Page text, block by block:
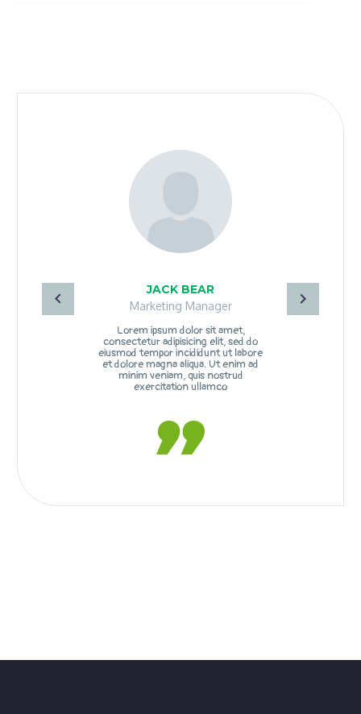
JACK BEAR
Marketing Manager
Lorem ipsum dolor sit amet,
consectetur adipisicing elit, sed do
eiusmod tempor incididunt ut labore
et dolore magna aliqua. Ut enim ad
minim veniam, quis nostrud
exercitation ullamco